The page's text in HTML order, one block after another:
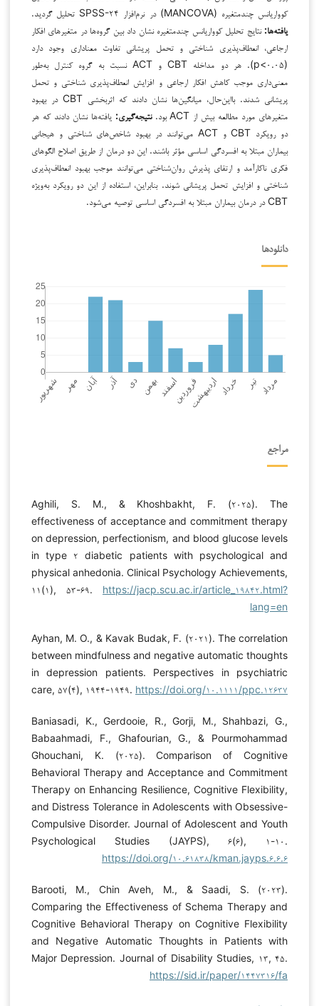
کوواریانس چندمتغیره (MANCOVA) در نرم‌افزار SPSS-۲۴ تحلیل گردید.
یافته‌ها: نتایج تحلیل کوواریانس چندمتغیره نشان داد بین گروه‌ها در متغیرهای افکار
ارجاعی، انعطاف‌پذیری شناختی و تحمل پریشانی تفاوت معناداری وجود دارد
(p<۰.۰۵). هر دو مداخله CBT و ACT نسبت به گروه کنترل به‌طور
معنی‌داری موجب کاهش افکار ارجاعی و افزایش انعطاف‌پذیری شناختی و تحمل
پریشانی شدند. بااین‌حال، میانگین‌ها نشان دادند که اثربخشی CBT در بهبود
متغیرهای مورد مطالعه بیش از ACT بود.
نتیجه‌گیری: یافته‌ها نشان دادند که هر
دو رویکرد CBT و ACT می‌توانند در بهبود شاخص‌های شناختی و هیجانی
بیماران مبتلا به افسردگی اساسی مؤثر باشند. این دو درمان از طریق اصلاح الگوهای
فکری ناکارآمد و ارتقای پذیرش روان‌شناختی می‌توانند موجب بهبود انعطاف‌پذیری
شناختی و افزایش تحمل پریشانی شوند. بنابراین، استفاده از این دو رویکرد به‌ویژه
CBT در درمان بیماران مبتلا به افسردگی اساسی توصیه می‌شود.
دانلودها
مراجع
Aghili, S. M., & Khoshbakht, F. (۲۰۲۵). The
effectiveness of acceptance and commitment therapy
on depression, perfectionism, and blood glucose levels
in type ۲ diabetic patients with psychological and
physical anhedonia. Clinical Psychology Achievements,
۱۱(۱), ۵۳-۶۹. https://jacp.scu.ac.ir/article_۱۹۸۴۲.html?
lang=en
Ayhan, M. O., & Kavak Budak, F. (۲۰۲۱). The correlation
between mindfulness and negative automatic thoughts
in depression patients. Perspectives in psychiatric
care, ۵۷(۴), ۱۹۴۴-۱۹۴۹. https://doi.org/۱۰.۱۱۱۱/ppc.۱۲۶۳۷
Baniasadi, K., Gerdooie, R., Gorji, M., Shahbazi, G.,
Babaahmadi, F., Ghafourian, G., & Pourmohammad
Ghouchani, K. (۲۰۲۵). Comparison of Cognitive
Behavioral Therapy and Acceptance and Commitment
Therapy on Enhancing Resilience, Cognitive Flexibility,
and Distress Tolerance in Adolescents with Obsessive-
Compulsive Disorder. Journal of Adolescent and Youth
Psychological Studies (JAYPS), ۶(۶), ۱-۱۰.
https://doi.org/۱۰.۶۱۸۳۸/kman.jayps.۶.۶.۶
Barooti, M., Chin Aveh, M., & Saadi, S. (۲۰۲۳).
Comparing the Effectiveness of Schema Therapy and
Cognitive Behavioral Therapy on Cognitive Flexibility
and Negative Automatic Thoughts in Patients with
Major Depression. Journal of Disability Studies, ۱۳, ۴۵.
https://sid.ir/paper/۱۴۴۷۳۱۶/fa